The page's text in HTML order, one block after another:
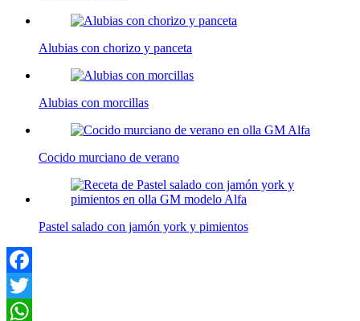
Alubias con chorizo y panceta
Alubias con morcillas
Cocido murciano de verano
Pastel salado con jamón york y pimientos
Facebook
Twitter